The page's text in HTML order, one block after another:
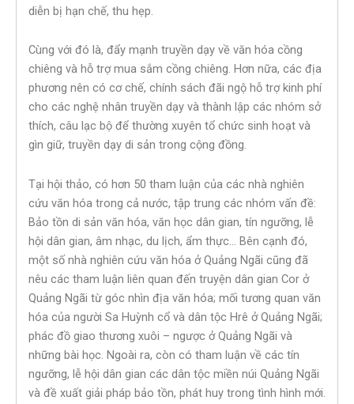
diễn bị hạn chế, thu hẹp.
Cùng với đó là, đẩy mạnh truyền dạy về văn hóa cồng
chiêng và hỗ trợ mua sắm cồng chiêng. Hơn nữa, các địa
phương nên có cơ chế, chính sách đãi ngộ hỗ trợ kinh phí
cho các nghệ nhân truyền dạy và thành lập các nhóm sở
thích, câu lạc bộ để thường xuyên tổ chức sinh hoạt và
gìn giữ, truyền dạy di sản trong cộng đồng.
Tại hội thảo, có hơn 50 tham luận của các nhà nghiên
cứu văn hóa trong cả nước, tập trung các nhóm vấn đề:
Bảo tồn di sản văn hóa, văn học dân gian, tín ngưỡng, lễ
hội dân gian, âm nhạc, du lịch, ẩm thực… Bên cạnh đó,
một số nhà nghiên cứu văn hóa ở Quảng Ngãi cũng đã
nêu các tham luận liên quan đến truyện dân gian Cor ở
Quảng Ngãi từ góc nhìn địa văn hóa; mối tương quan văn
hóa của người Sa Huỳnh cổ và dân tộc Hrê ở Quảng Ngãi;
phác đồ giao thương xuôi – ngược ở Quảng Ngãi và
những bài học. Ngoài ra, còn có tham luận về các tín
ngưỡng, lễ hội dân gian các dân tộc miền núi Quảng Ngãi
và đề xuất giải pháp bảo tồn, phát huy trong tình hình mới.